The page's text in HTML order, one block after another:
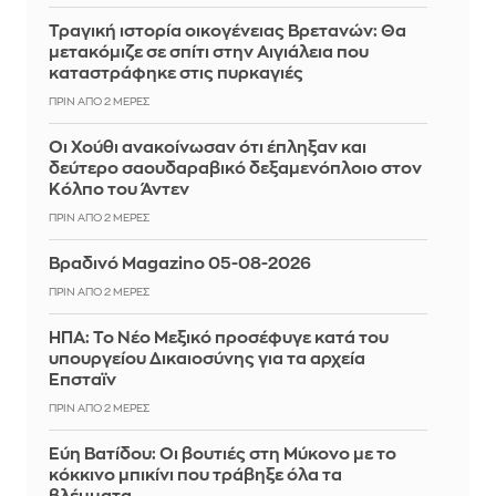
Τραγική ιστορία οικογένειας Βρετανών: Θα
μετακόμιζε σε σπίτι στην Αιγιάλεια που
καταστράφηκε στις πυρκαγιές
ΠΡΙΝ ΑΠΌ 2 ΜΈΡΕΣ
Οι Χούθι ανακοίνωσαν ότι έπληξαν και
δεύτερο σαουδαραβικό δεξαμενόπλοιο στον
Κόλπο του Άντεν
ΠΡΙΝ ΑΠΌ 2 ΜΈΡΕΣ
Βραδινό Magazino 05-08-2026
ΠΡΙΝ ΑΠΌ 2 ΜΈΡΕΣ
ΗΠΑ: Το Νέο Μεξικό προσέφυγε κατά του
υπουργείου Δικαιοσύνης για τα αρχεία
Έπσταϊν
ΠΡΙΝ ΑΠΌ 2 ΜΈΡΕΣ
Εύη Βατίδου: Οι βουτιές στη Μύκονο με το
κόκκινο μπικίνι που τράβηξε όλα τα